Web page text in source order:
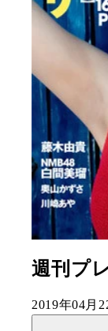
週刊プ
2019年04月